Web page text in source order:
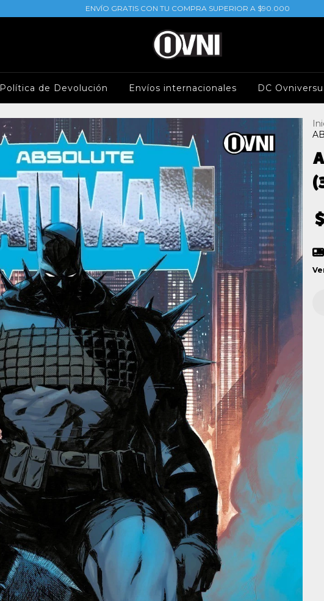
ENVÍO GRATIS CON TU COMPRA SUPERIOR A $90.000
Política de Devolución Envíos internacionales DC